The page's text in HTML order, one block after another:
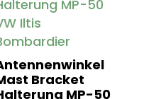
Bracket
MP-50